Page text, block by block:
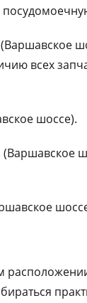
всех
шоссе).